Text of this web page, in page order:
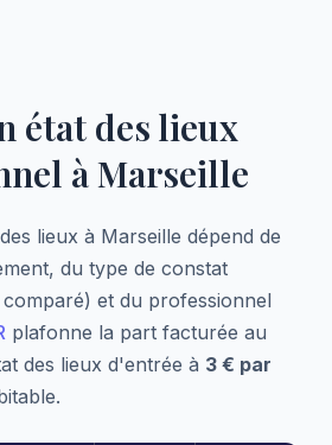
état des lieux
à Marseille
lieux à Marseille dépend de
du type de constat
et du professionnel
plafonne la part facturée au
des lieux d'entrée à 3 € par